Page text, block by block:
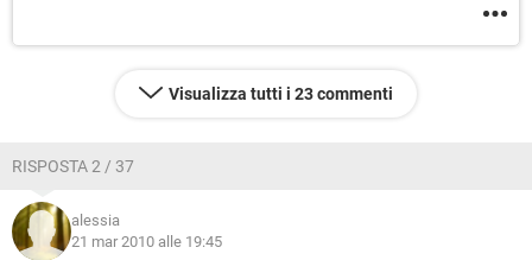
Visualizza tutti i 23 commenti
RISPOSTA 2 / 37
alessia
21 mar 2010 alle 19:45